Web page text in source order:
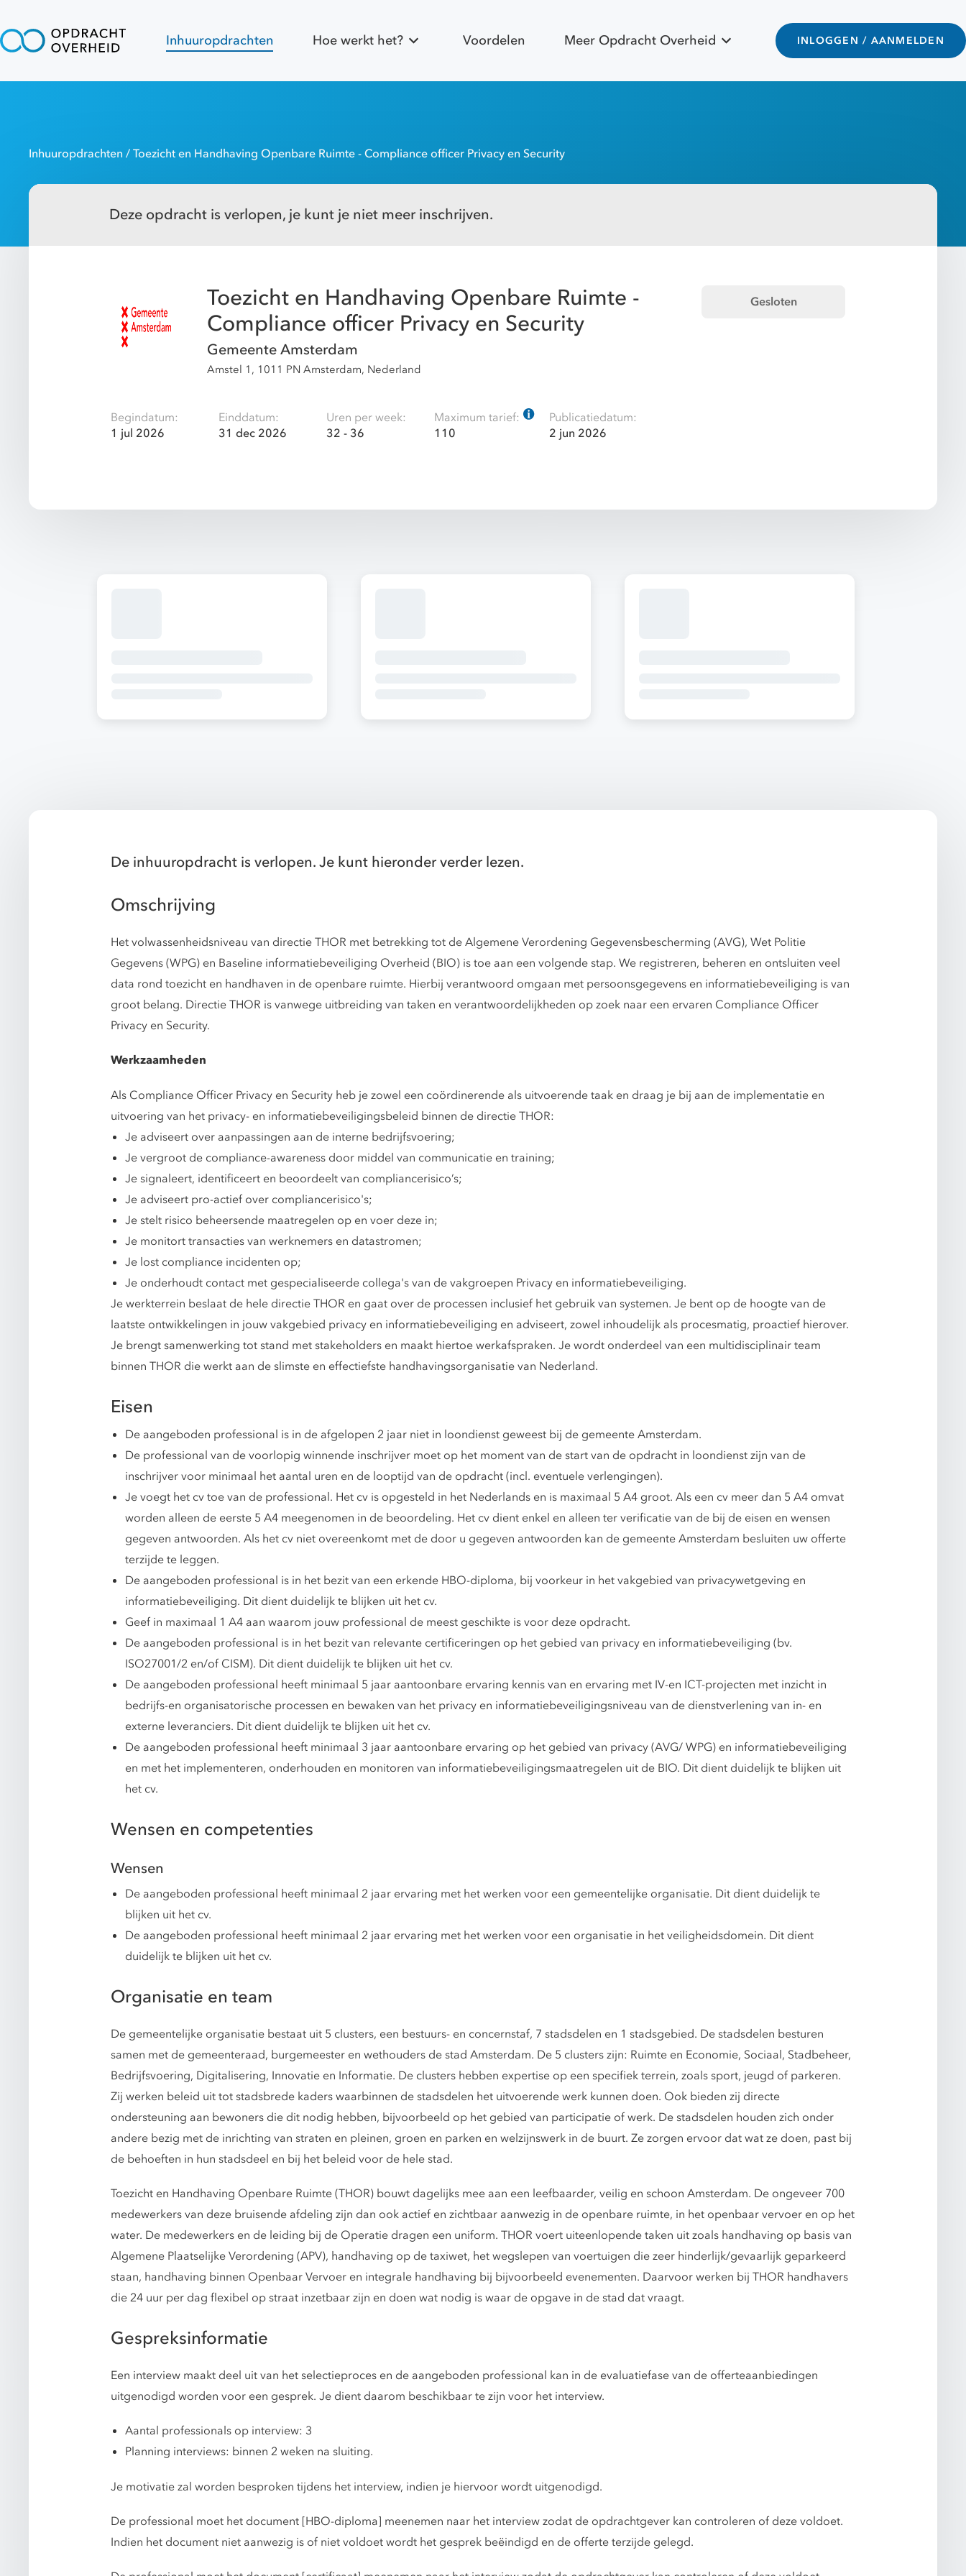
Inhuuropdrachten Hoe werkt het? Voordelen Meer Opdracht Overheid INLOGGEN / AANMELDEN
Inhuuropdrachten / Toezicht en Handhaving Openbare Ruimte - Compliance officer Privacy en Security
Deze opdracht is verlopen, je kunt je niet meer inschrijven.
Toezicht en Handhaving Openbare Ruimte -
Compliance officer Privacy en Security
Gemeente Amsterdam
Amstel 1, 1011 PN Amsterdam, Nederland
Gesloten
Begindatum:
1 jul 2026
Einddatum:
31 dec 2026
Uren per week:
32 - 36
Maximum tarief:
110
Publicatiedatum:
2 jun 2026
De inhuuropdracht is verlopen. Je kunt hieronder verder lezen.
Omschrijving
Het volwassenheidsniveau van directie THOR met betrekking tot de Algemene Verordening Gegevensbescherming (AVG), Wet Politie
Gegevens (WPG) en Baseline informatiebeveiliging Overheid (BIO) is toe aan een volgende stap. We registreren, beheren en ontsluiten veel
data rond toezicht en handhaven in de openbare ruimte. Hierbij verantwoord omgaan met persoonsgegevens en informatiebeveiliging is van
groot belang. Directie THOR is vanwege uitbreiding van taken en verantwoordelijkheden op zoek naar een ervaren Compliance Officer
Privacy en Security.
Werkzaamheden
Als Compliance Officer Privacy en Security heb je zowel een coördinerende als uitvoerende taak en draag je bij aan de implementatie en
uitvoering van het privacy- en informatiebeveiligingsbeleid binnen de directie THOR:
Je adviseert over aanpassingen aan de interne bedrijfsvoering;
Je vergroot de compliance-awareness door middel van communicatie en training;
Je signaleert, identificeert en beoordeelt van compliancerisico’s;
Je adviseert pro-actief over compliancerisico's;
Je stelt risico beheersende maatregelen op en voer deze in;
Je monitort transacties van werknemers en datastromen;
Je lost compliance incidenten op;
Je onderhoudt contact met gespecialiseerde collega's van de vakgroepen Privacy en informatiebeveiliging.
Je werkterrein beslaat de hele directie THOR en gaat over de processen inclusief het gebruik van systemen. Je bent op de hoogte van de
laatste ontwikkelingen in jouw vakgebied privacy en informatiebeveiliging en adviseert, zowel inhoudelijk als procesmatig, proactief hierover.
Je brengt samenwerking tot stand met stakeholders en maakt hiertoe werkafspraken. Je wordt onderdeel van een multidisciplinair team
binnen THOR die werkt aan de slimste en effectiefste handhavingsorganisatie van Nederland.
Eisen
De aangeboden professional is in de afgelopen 2 jaar niet in loondienst geweest bij de gemeente Amsterdam.
De professional van de voorlopig winnende inschrijver moet op het moment van de start van de opdracht in loondienst zijn van de
inschrijver voor minimaal het aantal uren en de looptijd van de opdracht (incl. eventuele verlengingen).
Je voegt het cv toe van de professional. Het cv is opgesteld in het Nederlands en is maximaal 5 A4 groot. Als een cv meer dan 5 A4 omvat
worden alleen de eerste 5 A4 meegenomen in de beoordeling. Het cv dient enkel en alleen ter verificatie van de bij de eisen en wensen
gegeven antwoorden. Als het cv niet overeenkomt met de door u gegeven antwoorden kan de gemeente Amsterdam besluiten uw offerte
terzijde te leggen.
De aangeboden professional is in het bezit van een erkende HBO-diploma, bij voorkeur in het vakgebied van privacywetgeving en
informatiebeveiliging. Dit dient duidelijk te blijken uit het cv.
Geef in maximaal 1 A4 aan waarom jouw professional de meest geschikte is voor deze opdracht.
De aangeboden professional is in het bezit van relevante certificeringen op het gebied van privacy en informatiebeveiliging (bv.
ISO27001/2 en/of CISM). Dit dient duidelijk te blijken uit het cv.
De aangeboden professional heeft minimaal 5 jaar aantoonbare ervaring kennis van en ervaring met IV-en ICT-projecten met inzicht in
bedrijfs-en organisatorische processen en bewaken van het privacy en informatiebeveiligingsniveau van de dienstverlening van in- en
externe leveranciers. Dit dient duidelijk te blijken uit het cv.
De aangeboden professional heeft minimaal 3 jaar aantoonbare ervaring op het gebied van privacy (AVG/ WPG) en informatiebeveiliging
en met het implementeren, onderhouden en monitoren van informatiebeveiligingsmaatregelen uit de BIO. Dit dient duidelijk te blijken uit
het cv.
Wensen en competenties
Wensen
De aangeboden professional heeft minimaal 2 jaar ervaring met het werken voor een gemeentelijke organisatie. Dit dient duidelijk te
blijken uit het cv.
De aangeboden professional heeft minimaal 2 jaar ervaring met het werken voor een organisatie in het veiligheidsdomein. Dit dient
duidelijk te blijken uit het cv.
Organisatie en team
De gemeentelijke organisatie bestaat uit 5 clusters, een bestuurs- en concernstaf, 7 stadsdelen en 1 stadsgebied. De stadsdelen besturen
samen met de gemeenteraad, burgemeester en wethouders de stad Amsterdam. De 5 clusters zijn: Ruimte en Economie, Sociaal, Stadbeheer,
Bedrijfsvoering, Digitalisering, Innovatie en Informatie. De clusters hebben expertise op een specifiek terrein, zoals sport, jeugd of parkeren.
Zij werken beleid uit tot stadsbrede kaders waarbinnen de stadsdelen het uitvoerende werk kunnen doen. Ook bieden zij directe
ondersteuning aan bewoners die dit nodig hebben, bijvoorbeeld op het gebied van participatie of werk. De stadsdelen houden zich onder
andere bezig met de inrichting van straten en pleinen, groen en parken en welzijnswerk in de buurt. Ze zorgen ervoor dat wat ze doen, past bij
de behoeften in hun stadsdeel en bij het beleid voor de hele stad.
Toezicht en Handhaving Openbare Ruimte (THOR) bouwt dagelijks mee aan een leefbaarder, veilig en schoon Amsterdam. De ongeveer 700
medewerkers van deze bruisende afdeling zijn dan ook actief en zichtbaar aanwezig in de openbare ruimte, in het openbaar vervoer en op het
water. De medewerkers en de leiding bij de Operatie dragen een uniform. THOR voert uiteenlopende taken uit zoals handhaving op basis van
Algemene Plaatselijke Verordening (APV), handhaving op de taxiwet, het wegslepen van voertuigen die zeer hinderlijk/gevaarlijk geparkeerd
staan, handhaving binnen Openbaar Vervoer en integrale handhaving bij bijvoorbeeld evenementen. Daarvoor werken bij THOR handhavers
die 24 uur per dag flexibel op straat inzetbaar zijn en doen wat nodig is waar de opgave in de stad dat vraagt.
Gespreksinformatie
Een interview maakt deel uit van het selectieproces en de aangeboden professional kan in de evaluatiefase van de offerteaanbiedingen
uitgenodigd worden voor een gesprek. Je dient daarom beschikbaar te zijn voor het interview.
Aantal professionals op interview: 3
Planning interviews: binnen 2 weken na sluiting.
Je motivatie zal worden besproken tijdens het interview, indien je hiervoor wordt uitgenodigd.
De professional moet het document [HBO-diploma] meenemen naar het interview zodat de opdrachtgever kan controleren of deze voldoet.
Indien het document niet aanwezig is of niet voldoet wordt het gesprek beëindigd en de offerte terzijde gelegd.